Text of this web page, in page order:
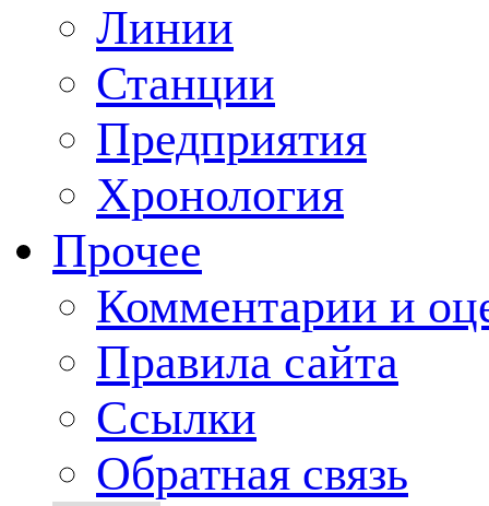
Линии
Станции
Предприятия
Хронология
Прочее
Комментарии и
Правила сайта
Ссылки
Обратная связь